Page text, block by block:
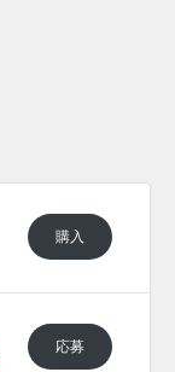
はアッパーと揃
購入
応募